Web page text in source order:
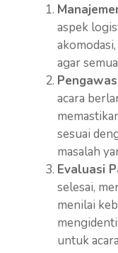
aspek
agar
acara
sesuai
masalah
Evaluasi
selesai,
menilai
untuk